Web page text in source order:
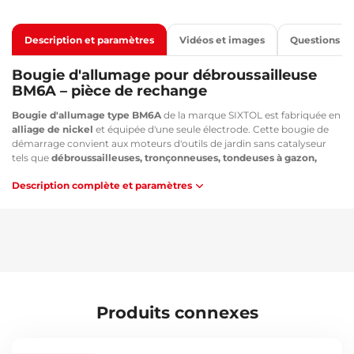
Description et paramètres Vidéos et images Questions
Bougie d'allumage pour débroussailleuse
BM6A – pièce de rechange
Bougie d'allumage type BM6A de la marque SIXTOL est fabriquée en
alliage de nickel et équipée d'une seule électrode. Cette bougie de
démarrage convient aux moteurs d'outils de jardin sans catalyseur
tels que débroussailleuses, tronçonneuses, tondeuses à gazon,
DENSO: W 20 M-U
Description complète et paramètres
Produits connexes